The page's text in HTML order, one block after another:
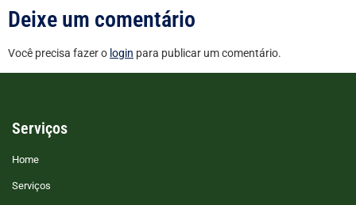
Deixe um comentário
Você precisa fazer o login para publicar um comentário.
Serviços
Home
Serviços